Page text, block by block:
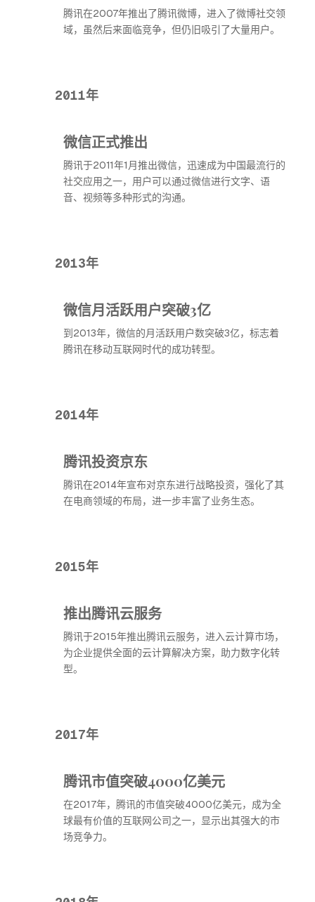
腾讯在2007年推出了腾讯微博，进入了微博社交领
域，虽然后来面临竞争，但仍旧吸引了大量用户。
2011年
微信正式推出
腾讯于2011年1月推出微信，迅速成为中国最流行的
社交应用之一，用户可以通过微信进行文字、语
音、视频等多种形式的沟通。
2013年
微信月活跃用户突破3亿
到2013年，微信的月活跃用户数突破3亿，标志着
腾讯在移动互联网时代的成功转型。
2014年
腾讯投资京东
腾讯在2014年宣布对京东进行战略投资，强化了其
在电商领域的布局，进一步丰富了业务生态。
2015年
推出腾讯云服务
腾讯于2015年推出腾讯云服务，进入云计算市场，
为企业提供全面的云计算解决方案，助力数字化转
型。
2017年
腾讯市值突破4000亿美元
在2017年，腾讯的市值突破4000亿美元，成为全
球最有价值的互联网公司之一，显示出其强大的市
场竞争力。